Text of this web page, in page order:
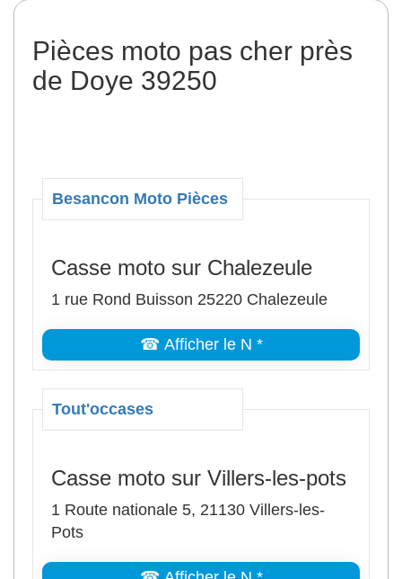
Pièces moto pas cher près
de Doye 39250
Besancon Moto Pièces
Casse moto sur Chalezeule
1 rue Rond Buisson 25220 Chalezeule
☎ Afficher le N *
Tout'occases
Casse moto sur Villers-les-pots
1 Route nationale 5, 21130 Villers-les-
Pots